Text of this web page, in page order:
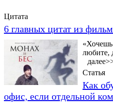
Цитата
6 главных цитат из
«Хочешь
любите,
Статья
Как
офис, если отдельной